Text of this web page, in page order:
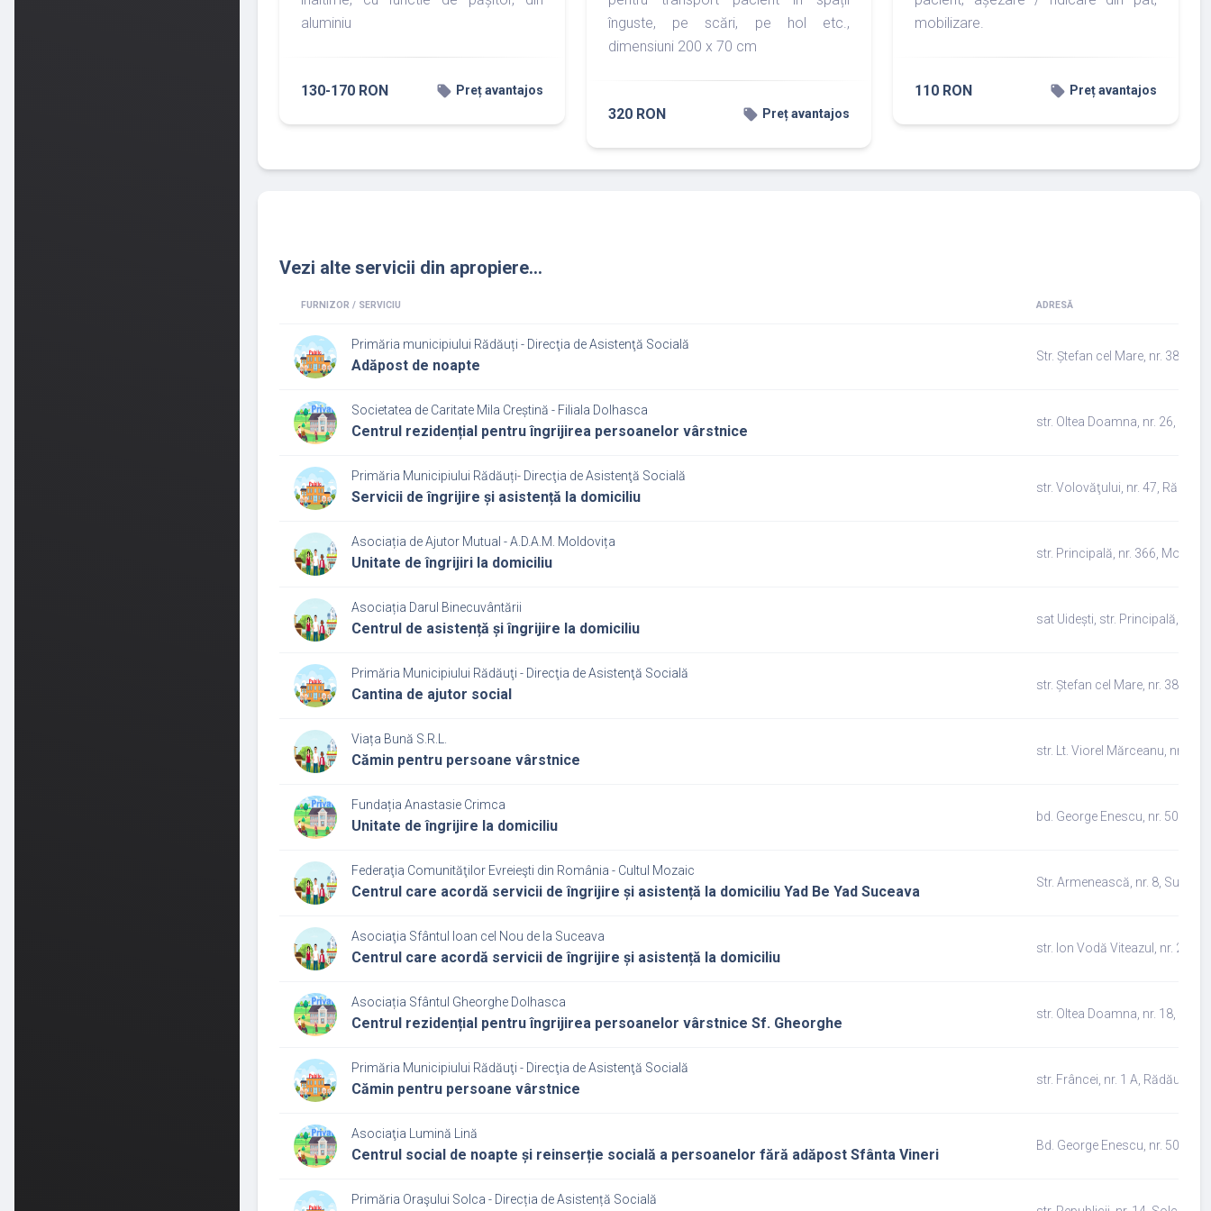
aluminiu
130-170 RON local_offer Preț avantajos
înguste, pe scări, pe hol etc.,
dimensiuni 200 x 70 cm
320 RON local_offer Preț avantajos
mobilizare.
110 RON local_offer Preț avantajos
Vezi alte servicii din apropiere...
FURNIZOR / SERVICIU ADRESĂ
Primăria municipiului Rădăuți - Direcţia de Asistenţă Socială
Adăpost de noapte
Str. Ștefan cel Mare, nr. 38,
Societatea de Caritate Mila Creștină - Filiala Dolhasca
Centrul rezidențial pentru îngrijirea persoanelor vârstnice
str. Oltea Doamna, nr. 26,
Primăria Municipiului Rădăuți- Direcţia de Asistenţă Socială
Servicii de îngrijire și asistență la domiciliu
str. Volovăţului, nr. 47,
Asociația de Ajutor Mutual - A.D.A.M. Moldovița
Unitate de îngrijiri la domiciliu
str. Principală, nr. 366,
Asociația Darul Binecuvântării
Centrul de asistență și îngrijire la domiciliu
sat Uidești, str. Principală, nr.
Primăria Municipiului Rădăuţi - Direcţia de Asistenţă Socială
Cantina de ajutor social
str. Ștefan cel Mare, nr. 38,
Viața Bună S.R.L.
Cămin pentru persoane vârstnice
str. Lt. Viorel Mărceanu, nr.
Fundația Anastasie Crimca
Unitate de îngrijire la domiciliu
bd. George Enescu, nr. 50,
Federaţia Comunităţilor Evreieşti din România - Cultul Mozaic
Centrul care acordă servicii de îngrijire și asistență la domiciliu Yad Be Yad Suceava
Str. Armenească, nr. 8,
Asociaţia Sfântul Ioan cel Nou de la Suceava
Centrul care acordă servicii de îngrijire și asistență la domiciliu
str. Ion Vodă Viteazul, nr. 2,
Asociația Sfântul Gheorghe Dolhasca
Centrul rezidențial pentru îngrijirea persoanelor vârstnice Sf. Gheorghe
str. Oltea Doamna, nr. 18,
Primăria Municipiului Rădăuţi - Direcţia de Asistenţă Socială
Cămin pentru persoane vârstnice
str. Frâncei, nr. 1 A, Rădăuți,
Asociaţia Lumină Lină
Centrul social de noapte și reinserție socială a persoanelor fără adăpost Sfânta Vineri
Bd. George Enescu, nr. 50,
Primăria Oraşului Solca - Direcția de Asistență Socială